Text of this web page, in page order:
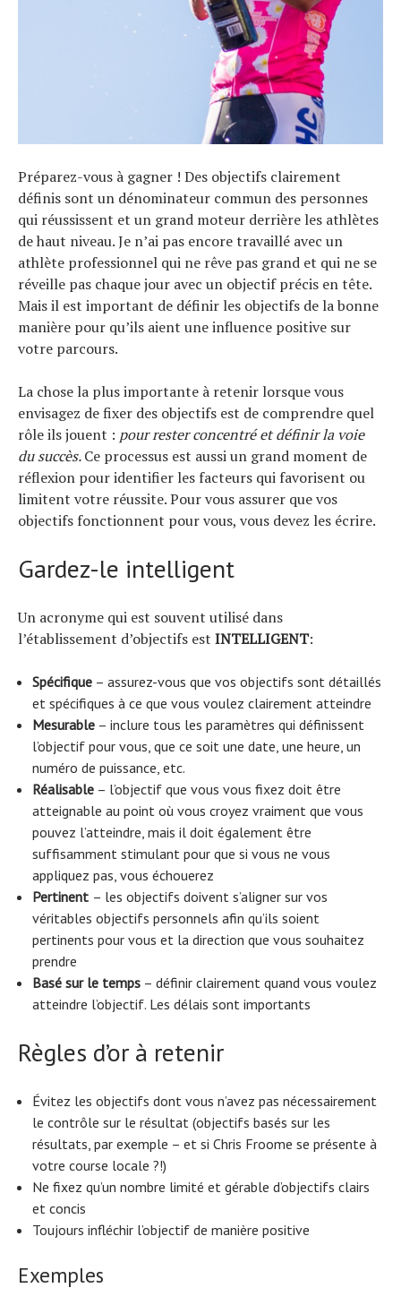
Préparez-vous à gagner ! Des objectifs clairement
définis sont un dénominateur commun des personnes
qui réussissent et un grand moteur derrière les athlètes
de haut niveau. Je n’ai pas encore travaillé avec un
athlète professionnel qui ne rêve pas grand et qui ne se
réveille pas chaque jour avec un objectif précis en tête.
Mais il est important de définir les objectifs de la bonne
manière pour qu’ils aient une influence positive sur
votre parcours.
La chose la plus importante à retenir lorsque vous
envisagez de fixer des objectifs est de comprendre quel
rôle ils jouent : pour rester concentré et définir la voie
du succès.Ce processus est aussi un grand moment de
réflexion pour identifier les facteurs qui favorisent ou
limitent votre réussite. Pour vous assurer que vos
objectifs fonctionnent pour vous, vous devez les écrire.
Gardez-le intelligent
Un acronyme qui est souvent utilisé dans
l’établissement d’objectifs est INTELLIGENT:
Spécifique – assurez-vous que vos objectifs sont détaillés
et spécifiques à ce que vous voulez clairement atteindre
Mesurable – inclure tous les paramètres qui définissent
l’objectif pour vous, que ce soit une date, une heure, un
numéro de puissance, etc.
Réalisable – l’objectif que vous vous fixez doit être
atteignable au point où vous croyez vraiment que vous
pouvez l’atteindre, mais il doit également être
suffisamment stimulant pour que si vous ne vous
appliquez pas, vous échouerez
Pertinent – les objectifs doivent s’aligner sur vos
véritables objectifs personnels afin qu’ils soient
pertinents pour vous et la direction que vous souhaitez
prendre
Basé sur le temps – définir clairement quand vous voulez
atteindre l’objectif. Les délais sont importants
Règles d’or à retenir
Évitez les objectifs dont vous n’avez pas nécessairement
le contrôle sur le résultat (objectifs basés sur les
résultats, par exemple – et si Chris Froome se présente à
votre course locale ?!)
Ne fixez qu’un nombre limité et gérable d’objectifs clairs
et concis
Toujours infléchir l’objectif de manière positive
Exemples